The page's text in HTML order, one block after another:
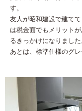
す。
友人が昭和建設で建て
は税金面でもメリット
るきっかけになりました
あとは、標準仕様のグ